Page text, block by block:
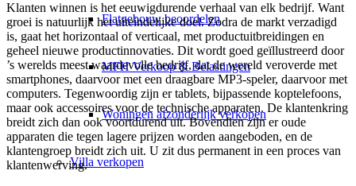
Flatgebouw beoordelen
MFH Verkoop & Belastingen
Woningen afzonderlijk verkopen
Villa verkopen
Klanten winnen is het eeuwigdurende verhaal van elk bedrijf. Want
groei is natuurlijk het uiteindelijke doel. Zodra de markt verzadigd
is, gaat het horizontaal of verticaal, met productuitbreidingen en
geheel nieuwe productinnovaties. Dit wordt goed geïllustreerd door
’s werelds meest waardevolle bedrijf, dat de wereld veroverde met
smartphones, daarvoor met een draagbare MP3-speler, daarvoor met
computers. Tegenwoordig zijn er tablets, bijpassende koptelefoons,
maar ook accessoires voor de technische apparaten. De klantenkring
breidt zich dan ook voortdurend uit. Bovendien zijn er oude
apparaten die tegen lagere prijzen worden aangeboden, en de
klantengroep breidt zich uit. U zit dus permanent in een proces van
klantenwerving.